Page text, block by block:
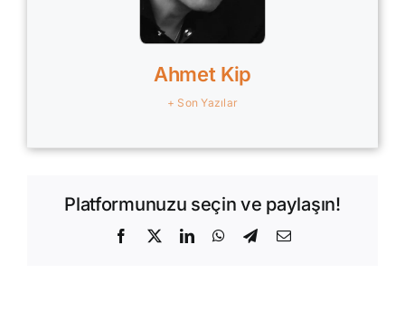
Ahmet Kip
+ Son Yazılar
Platformunuzu seçin ve paylaşın!
Facebook
X LinkedInWhatsApp
Telegram
E-